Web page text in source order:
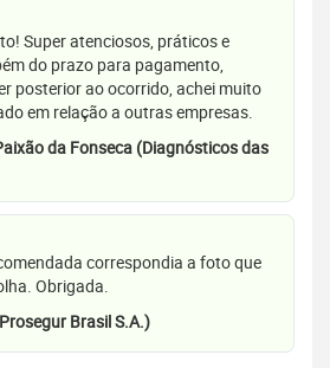
Super atenciosos, práticos e
do prazo para pagamento,
posterior ao ocorrido, achei muito
em relação a outras empresas.
da Fonseca (Diagnósticos das
correspondia a foto que
Obrigada.
Brasil S.A.)